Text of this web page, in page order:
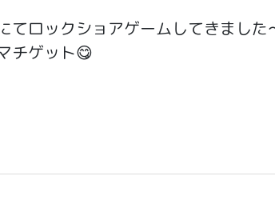
てロックショアゲームしてきました
チゲット😋